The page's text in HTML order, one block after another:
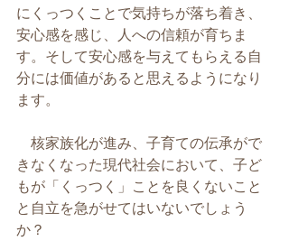
にくっつくことで気持ちが落ち着き、
安心感を感じ、人への信頼が育ちま
す。そして安心感を与えてもらえる自
分には価値があると思えるようになり
ます。
核家族化が進み、子育ての伝承がで
きなくなった現代社会において、子ど
もが「くっつく」ことを良くないこと
と自立を急がせてはいないでしょう
か？